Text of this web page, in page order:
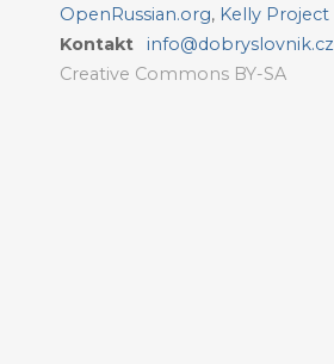
OpenRussian.org, Kelly Project
Kontakt
info@dobryslovnik.cz
Creative Commons BY-SA